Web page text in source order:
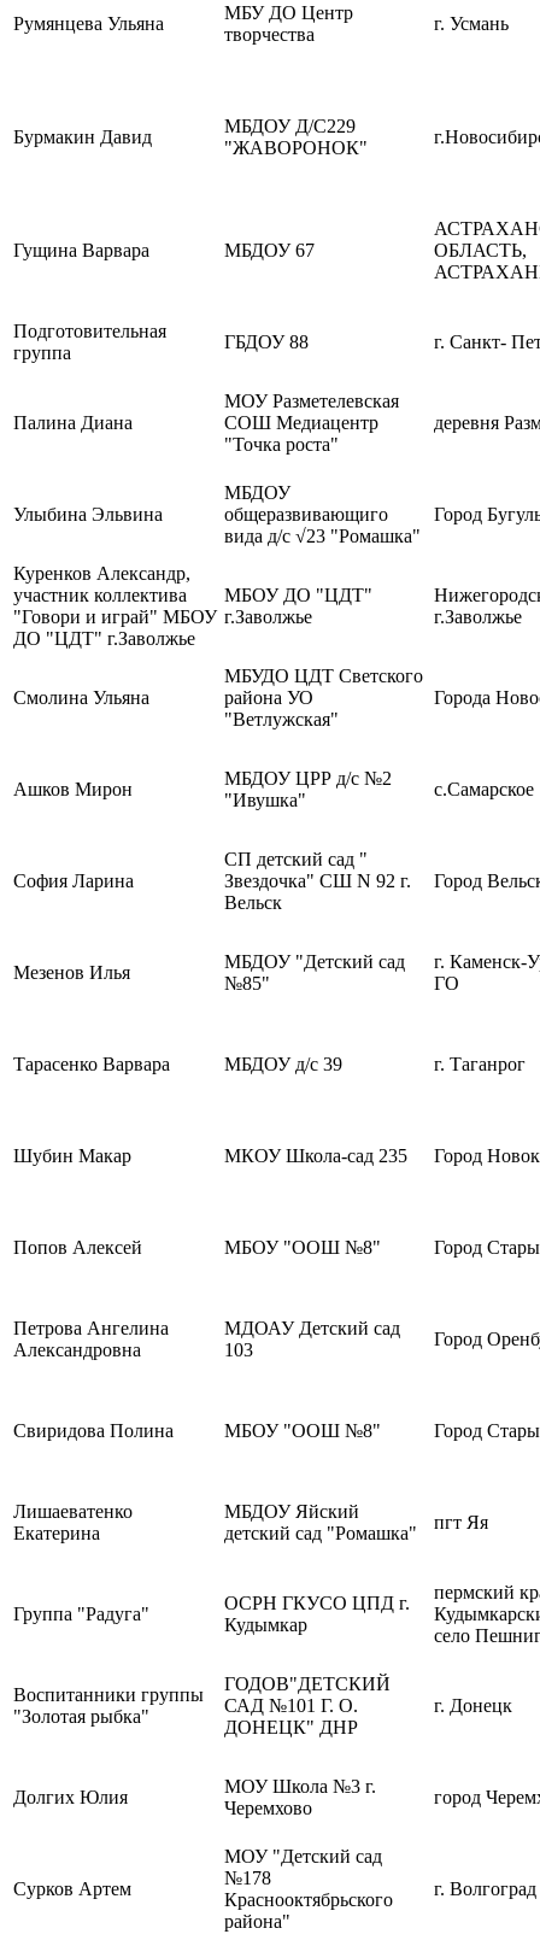
Румянцева Ульяна
МБУ ДО Центр
творчества
г. Усмань
Бурмакин Давид
МБДОУ Д/С229
"ЖАВОРОНОК"
Гущина Варвара МБДОУ 67
ОБЛАСТЬ,
Подготовительная
группа
ГБДОУ 88 г. Санкт-
Палина Диана
МОУ Разметелевская
СОШ Медиацентр
"Точка роста"
деревня
Улыбина Эльвина
МБДОУ
общеразвивающиго
вида д/с √23 "Ромашка"
Город
Куренков Александр,
участник коллектива
"Говори и играй" МБОУ
ДО "ЦДТ" г.Заволжье
МБОУ ДО "ЦДТ"
г.Заволжье
г.Заволжье
Смолина Ульяна
МБУДО ЦДТ Светского
района УО
"Ветлужская"
Города
Ашков Мирон
МБДОУ ЦРР д/с №2
"Ивушка"
с.Самарское
София Ларина
СП детский сад "
Звездочка" СШ N 92 г.
Вельск
Город
Мезенов Илья
МБДОУ "Детский сад
№85"
г. Каменск-
ГО
Тарасенко Варвара МБДОУ д/с 39 г. Таганрог
Шубин Макар МКОУ Школа-сад 235 Город
Попов Алексей МБОУ "ООШ №8" Город
Петрова Ангелина
Александровна
МДОАУ Детский сад
103
Город
Свиридова Полина МБОУ "ООШ №8" Город
Лишаеватенко
Екатерина
МБДОУ Яйский
детский сад "Ромашка"
пгт Яя
Группа "Радуга"
ОСРН ГКУСО ЦПД г.
Кудымкар
пермский
село
Воспитанники группы
"Золотая рыбка"
ГОДОВ"ДЕТСКИЙ
САД №101 Г. О.
ДОНЕЦК" ДНР
г. Донецк
Долгих Юлия
МОУ Школа №3 г.
Черемхово
город
Сурков Артем
МОУ "Детский сад
№178
Краснооктябрьского
района"
г. Волгоград